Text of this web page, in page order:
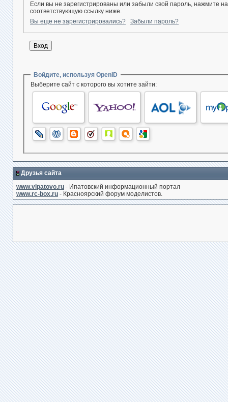
Если вы не зарегистрированы или забыли свой пароль, нажмите на
соответствующую ссылку ниже.
Вы еще не зарегистрировались?
Забыли пароль?
Войдите, используя OpenID
Выберите сайт с которого вы хотите зайти:
Друзья сайта
www.vipatovo.ru - Ипатовский информационный портал
www.rc-box.ru - Красноярский форум моделистов.